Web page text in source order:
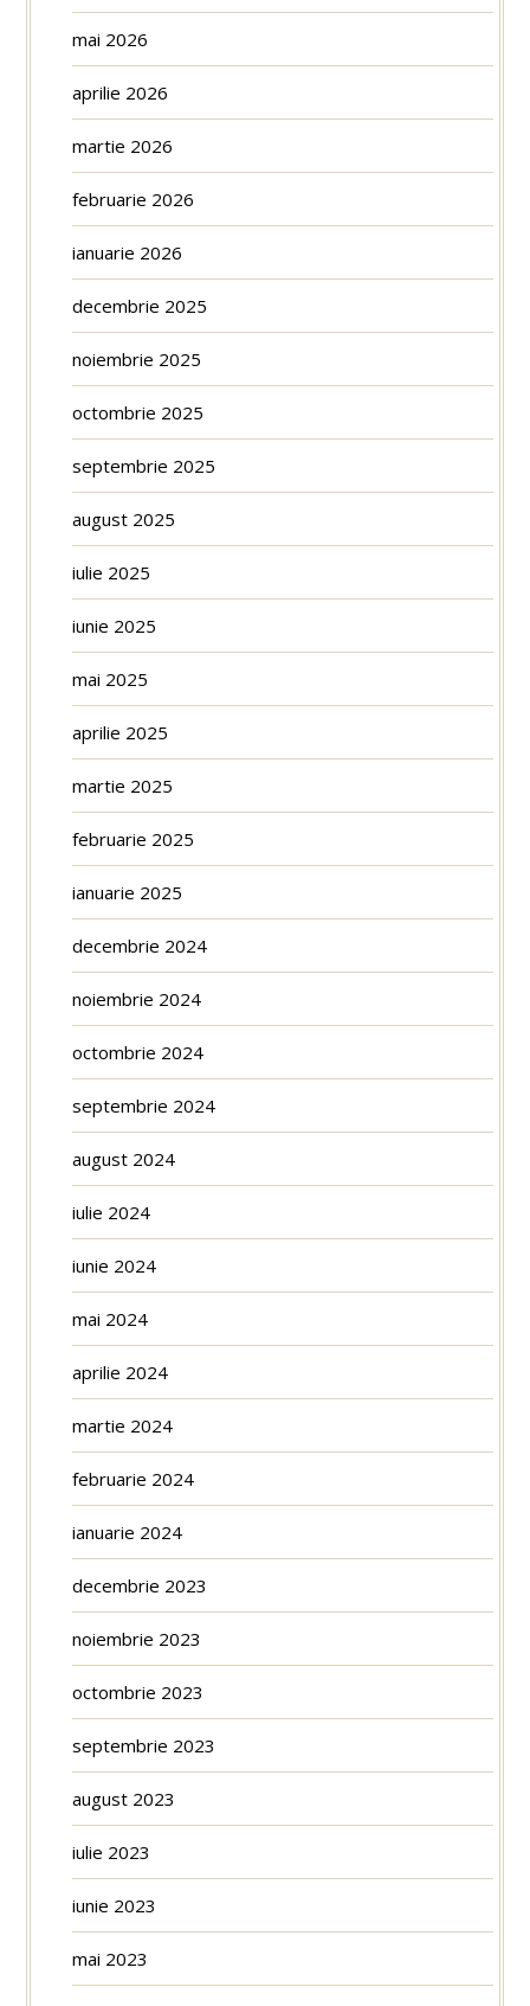
mai 2026
aprilie 2026
martie 2026
februarie 2026
ianuarie 2026
decembrie 2025
noiembrie 2025
octombrie 2025
septembrie 2025
august 2025
iulie 2025
iunie 2025
mai 2025
aprilie 2025
martie 2025
februarie 2025
ianuarie 2025
decembrie 2024
noiembrie 2024
octombrie 2024
septembrie 2024
august 2024
iulie 2024
iunie 2024
mai 2024
aprilie 2024
martie 2024
februarie 2024
ianuarie 2024
decembrie 2023
noiembrie 2023
octombrie 2023
septembrie 2023
august 2023
iulie 2023
iunie 2023
mai 2023